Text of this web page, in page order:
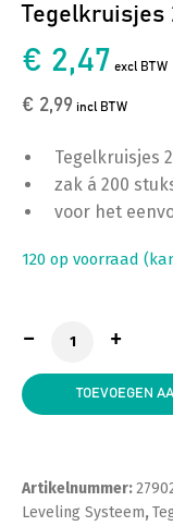
Tegelkruisjes
€ 2,47 excl BTW
€ 2,99 incl BTW
Tegelkruisjes
zak á 200
voor het
120 op voorraad
Tegelkruisjes 2
TOEVOEGEN
Artikelnummer:
Leveling Systeem,